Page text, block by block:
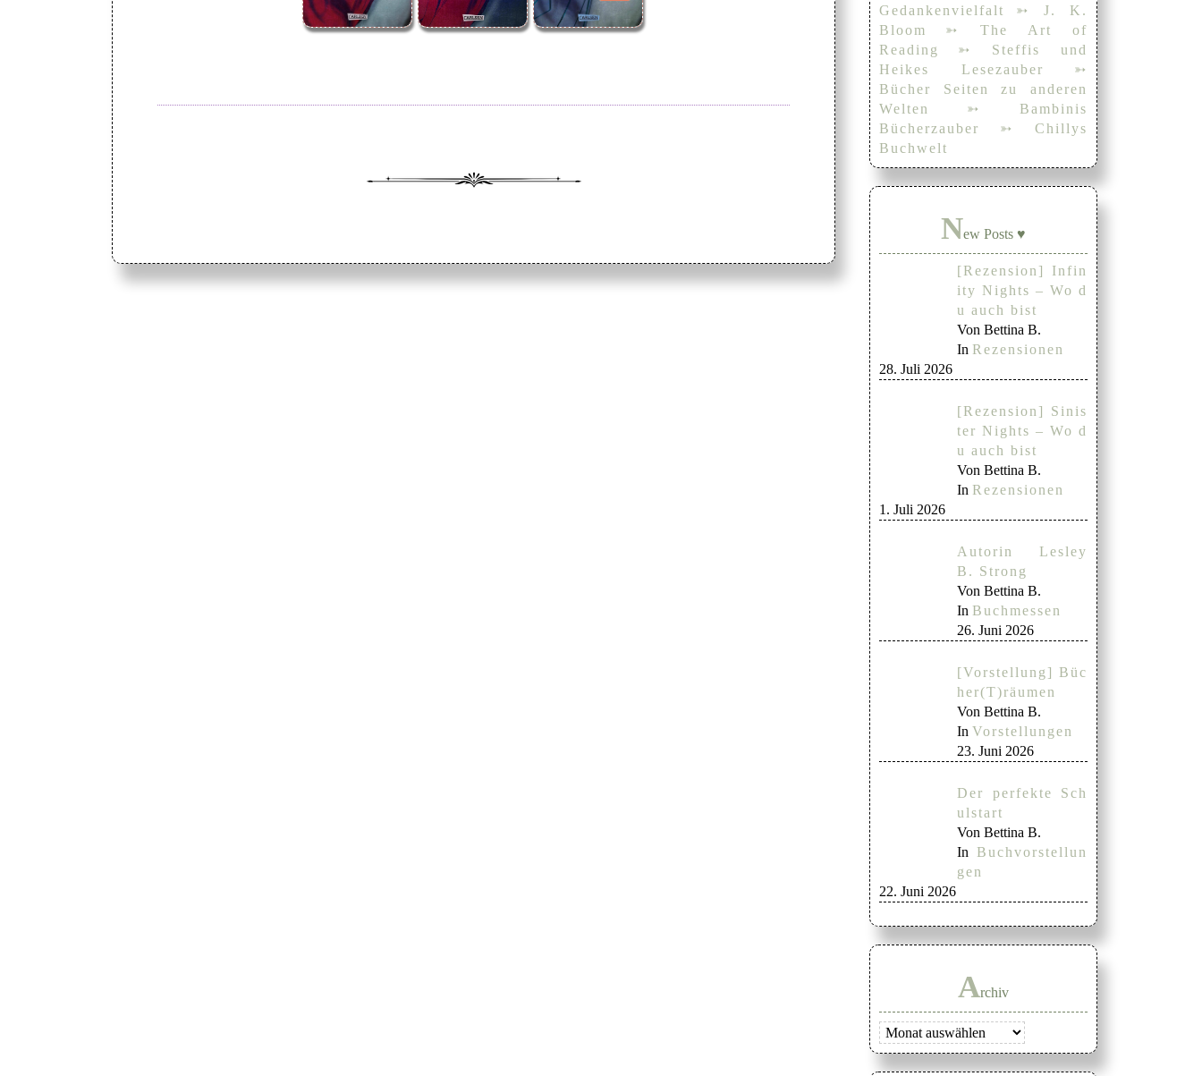
Gedankenvielfalt
➳ J. K.
Bloom
➳ The Art of
Reading
➳ Steffis und
Heikes Lesezauber
➳
Bücher Seiten zu anderen
Welten
➳ Bambinis
Bücherzauber
➳ Chillys
Buchwelt
New Posts ♥
[Rezension] Infin
ity Nights – Wo d
u auch bist
Von Bettina B.
In Rezensionen
28. Juli 2026
[Rezension] Sinis
ter Nights – Wo d
u auch bist
Von Bettina B.
In Rezensionen
1. Juli 2026
Autorin Lesley
B. Strong
Von Bettina B.
In Buchmessen
26. Juni 2026
[Vorstellung] Büc
her(T)räumen
Von Bettina B.
In Vorstellungen
23. Juni 2026
Der perfekte Sch
ulstart
Von Bettina B.
In Buchvorstellun
gen
22. Juni 2026
Archiv